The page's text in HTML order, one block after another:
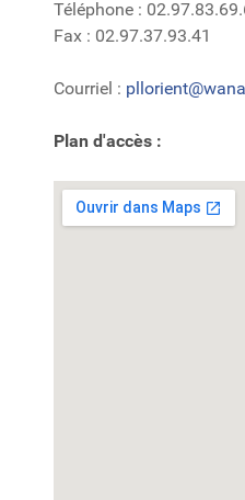
Téléphone :
Fax : 02.97.37.93.41
Courriel :
Plan d'accès :